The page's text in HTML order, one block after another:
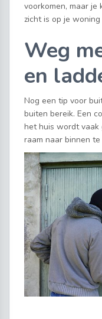
voorkomen, maar
zicht is op je
Weg
en
Nog een tip voor
buiten bereik. Een
het huis wordt vaak
raam naar binnen